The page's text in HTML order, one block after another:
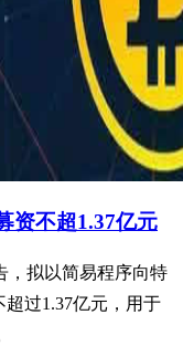
资不超1.37亿元
，拟以简易程序向特
过1.37亿元，用于